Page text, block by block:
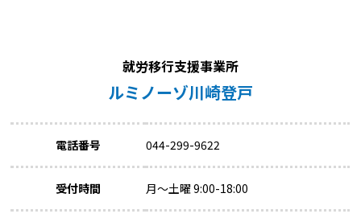
就労移行支援事業所
ルミノーゾ川崎登戸
電話番号 044-299-9622
受付時間 月～土曜 9:00-18:00